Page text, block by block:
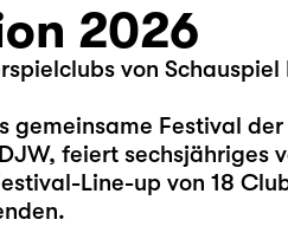
2026
von
gemeinsame Festival
feiert sechsjähriges
Line-up von 18